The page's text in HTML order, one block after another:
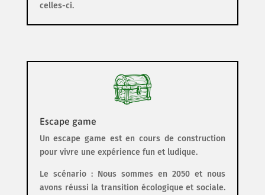
celles-ci.
Escape game
Un escape game est en cours de construction
pour vivre une expérience fun et ludique.
Le scénario : Nous sommes en 2050 et nous
avons réussi la transition écologique et sociale.